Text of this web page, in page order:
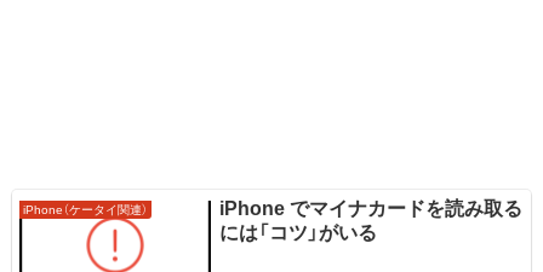
iPhone（ケータイ関連）
iPhone でマイナカードを読み取る
には「コツ」がいる